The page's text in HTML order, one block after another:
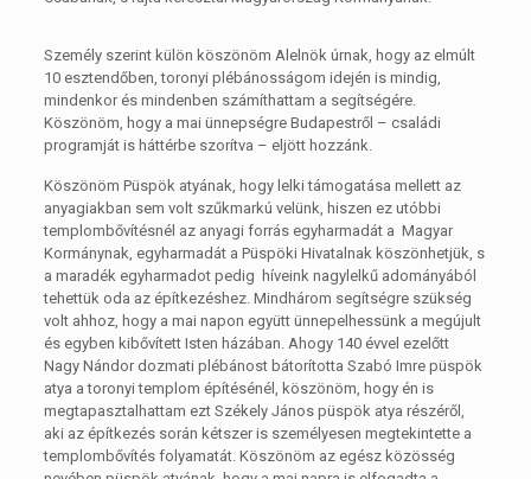
Személy szerint külön köszönöm Alelnök úrnak, hogy az elmúlt
10 esztendőben, toronyi plébánosságom idején is mindig,
mindenkor és mindenben számíthattam a segítségére.
Köszönöm, hogy a mai ünnepségre Budapestről – családi
programját is háttérbe szorítva – eljött hozzánk.
Köszönöm Püspök atyának, hogy lelki támogatása mellett az
anyagiakban sem volt szűkmarkú velünk, hiszen ez utóbbi
templombővítésnél az anyagi forrás egyharmadát a Magyar
Kormánynak, egyharmadát a Püspöki Hivatalnak köszönhetjük, s
a maradék egyharmadot pedig híveink nagylelkű adományából
tehettük oda az építkezéshez. Mindhárom segítségre szükség
volt ahhoz, hogy a mai napon együtt ünnepelhessünk a megújult
és egyben kibővített Isten házában. Ahogy 140 évvel ezelőtt
Nagy Nándor dozmati plébánost bátorította Szabó Imre püspök
atya a toronyi templom építésénél, köszönöm, hogy én is
megtapasztalhattam ezt Székely János püspök atya részéről,
aki az építkezés során kétszer is személyesen megtekintette a
templombővítés folyamatát. Köszönöm az egész közösség